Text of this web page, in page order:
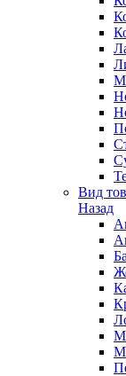
Вид
Назад